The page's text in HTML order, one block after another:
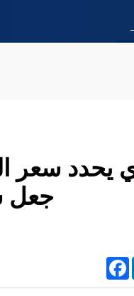
يحدد سعر
جعل